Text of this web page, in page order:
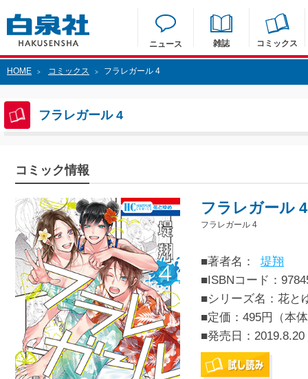
ニュース 雑誌 コミックス
HOME > コミックス > フラレガール 4
フラレガール 4
コミック情報
フラレガール 4
フラレガール 4
■著者名：
堤翔
■ISBNコード：
■シリーズ名：花と
■定価：495円（本
■発売日： 2019.8.20